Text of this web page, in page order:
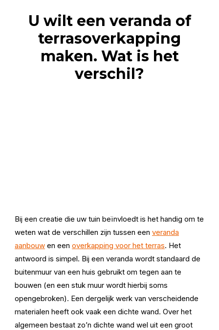
U wilt een veranda of
terrasoverkapping
maken. Wat is het
verschil?
Bij een creatie die uw tuin beïnvloedt is het handig om te
weten wat de verschillen zijn tussen een veranda
aanbouw en een overkapping voor het terras. Het
antwoord is simpel. Bij een veranda wordt standaard de
buitenmuur van een huis gebruikt om tegen aan te
bouwen (en een stuk muur wordt hierbij soms
opengebroken). Een dergelijk werk van verscheidende
materialen heeft ook vaak een dichte wand. Over het
algemeen bestaat zo’n dichte wand wel uit een groot